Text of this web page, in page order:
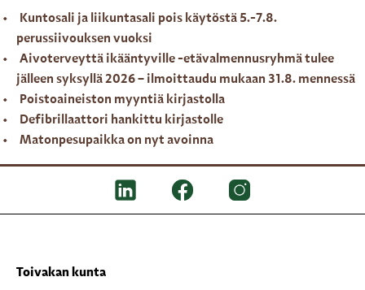
Kuntosali ja liikuntasali pois käytöstä 5.-7.8.
perussiivouksen vuoksi
Aivoterveyttä ikääntyville -etävalmennusryhmä tulee
jälleen syksyllä 2026 – ilmoittaudu mukaan 31.8. mennessä
Poistoaineiston myyntiä kirjastolla
Defibrillaattori hankittu kirjastolle
Matonpesupaikka on nyt avoinna
Toivakan kunta